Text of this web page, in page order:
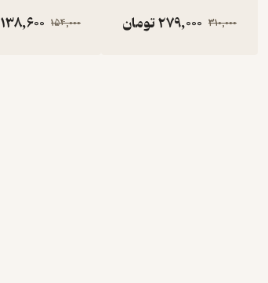
310,000
279,000تومان 154,000
138,600